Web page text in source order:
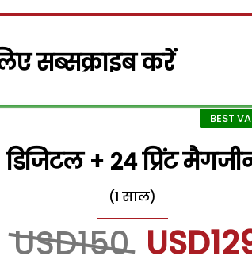
सब्सक्राइब करें
डिजिटल + 24 प्रिंट
(1 साल)
USD150